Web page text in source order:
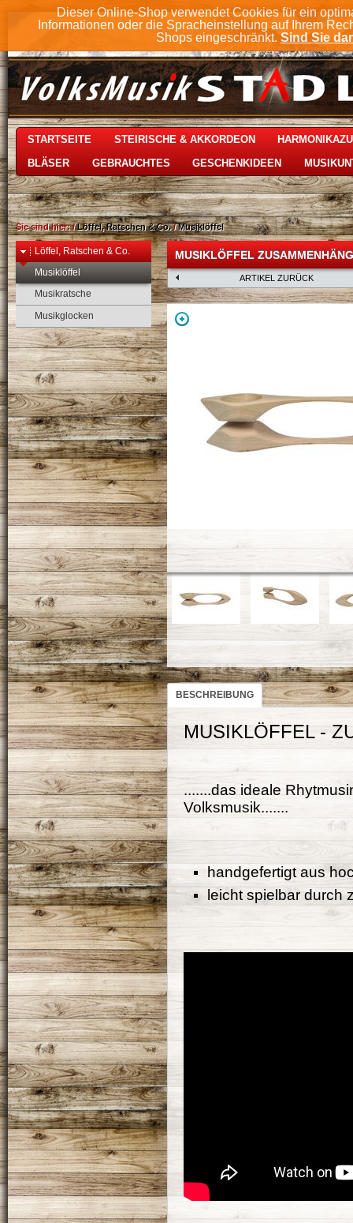
Dieser Online-Shop verwendet Cookies für ein
Informationen oder die Spracheinstellung auf Ihrem
Shops eingeschränkt. Sind Sie
STARTSEITE STEIRISCHE & AKKORDEON
BLÄSER GEBRAUCHTES GESCHENKIDEEN
Sie sind hier:/Löffel, Ratschen & Co./Musiklöffel
Löffel, Ratschen & Co.
Musiklöffel
Musikratsche
Musikglocken
MUSIKLÖFFEL
ARTIKEL ZURÜCK
BESCHREIBUNG
MUSIKLÖFFEL -
.......das ideale
Volksmusik.......
handgefertigt aus
leicht spielbar durch